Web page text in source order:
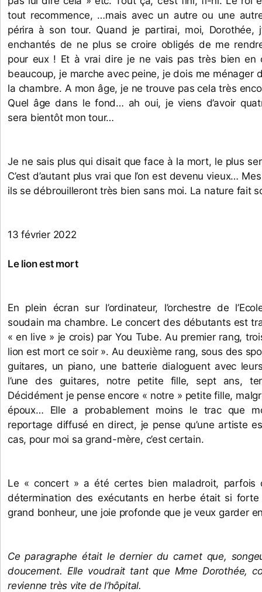
tout recommence, …mais avec un autre ou une
périra à son tour. Quand je partirai, moi, Dorothée,
enchantés de ne plus se croire obligés de me
pour eux ! Et à vrai dire je ne vais pas très bien en
beaucoup, je marche avec peine, je dois me ménager
la chambre. A mon âge, je ne trouve pas cela très
Quel âge dans le fond… ah oui, je viens d’avoir
sera bientôt mon tour…
Je ne sais plus qui disait que face à la mort, le plus
C’est d’autant plus vrai que l’on est devenu vieux…
ils se débrouilleront très bien sans moi. La nature fait
13 février 2022
Le lion est mort
En plein écran sur l’ordinateur, l’orchestre de
soudain ma chambre. Le concert des débutants est
« en live » je crois) par You Tube. Au premier rang,
lion est mort ce soir ». Au deuxième rang, sous des
guitares, un piano, une batterie dialoguent avec
l’une des guitares, notre petite fille, sept ans,
Décidément je pense encore « notre » petite fille,
époux… Elle a probablement moins le trac que
reportage diffusé en direct, je pense qu’une artiste
cas, pour moi sa grand-mère, c’est certain.
Le « concert » a été certes bien maladroit, parfois
détermination des exécutants en herbe était si forte
grand bonheur, une joie profonde que je veux garder
Ce paragraphe était le dernier du carnet que,
doucement. Elle voudrait tant que Mme Dorothée,
revienne très vite de l’hôpital.